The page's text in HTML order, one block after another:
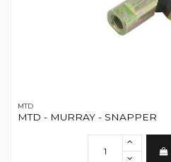
MTD
MTD - MURRAY - SNAPPER